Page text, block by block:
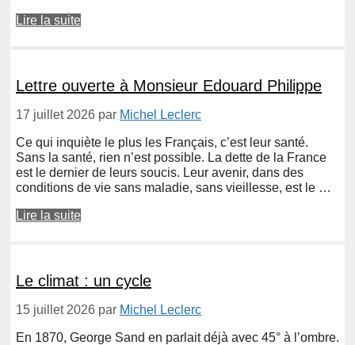
Lire la suite
Lettre ouverte à Monsieur Edouard Philippe
17 juillet 2026 par Michel Leclerc
Ce qui inquiète le plus les Français, c’est leur santé.
Sans la santé, rien n’est possible. La dette de la France
est le dernier de leurs soucis. Leur avenir, dans des
conditions de vie sans maladie, sans vieillesse, est le …
Lire la suite
Le climat : un cycle
15 juillet 2026 par Michel Leclerc
En 1870, George Sand en parlait déjà avec 45° à l’ombre.